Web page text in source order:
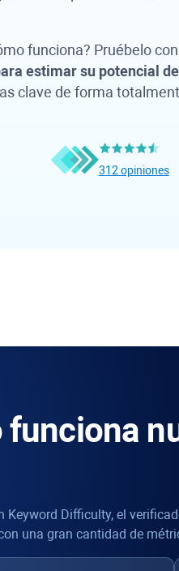
funciona? Pruébelo
estimar su potencial
clave de forma
312 opiniones
funciona
Keyword Difficulty, el
una gran cantidad de